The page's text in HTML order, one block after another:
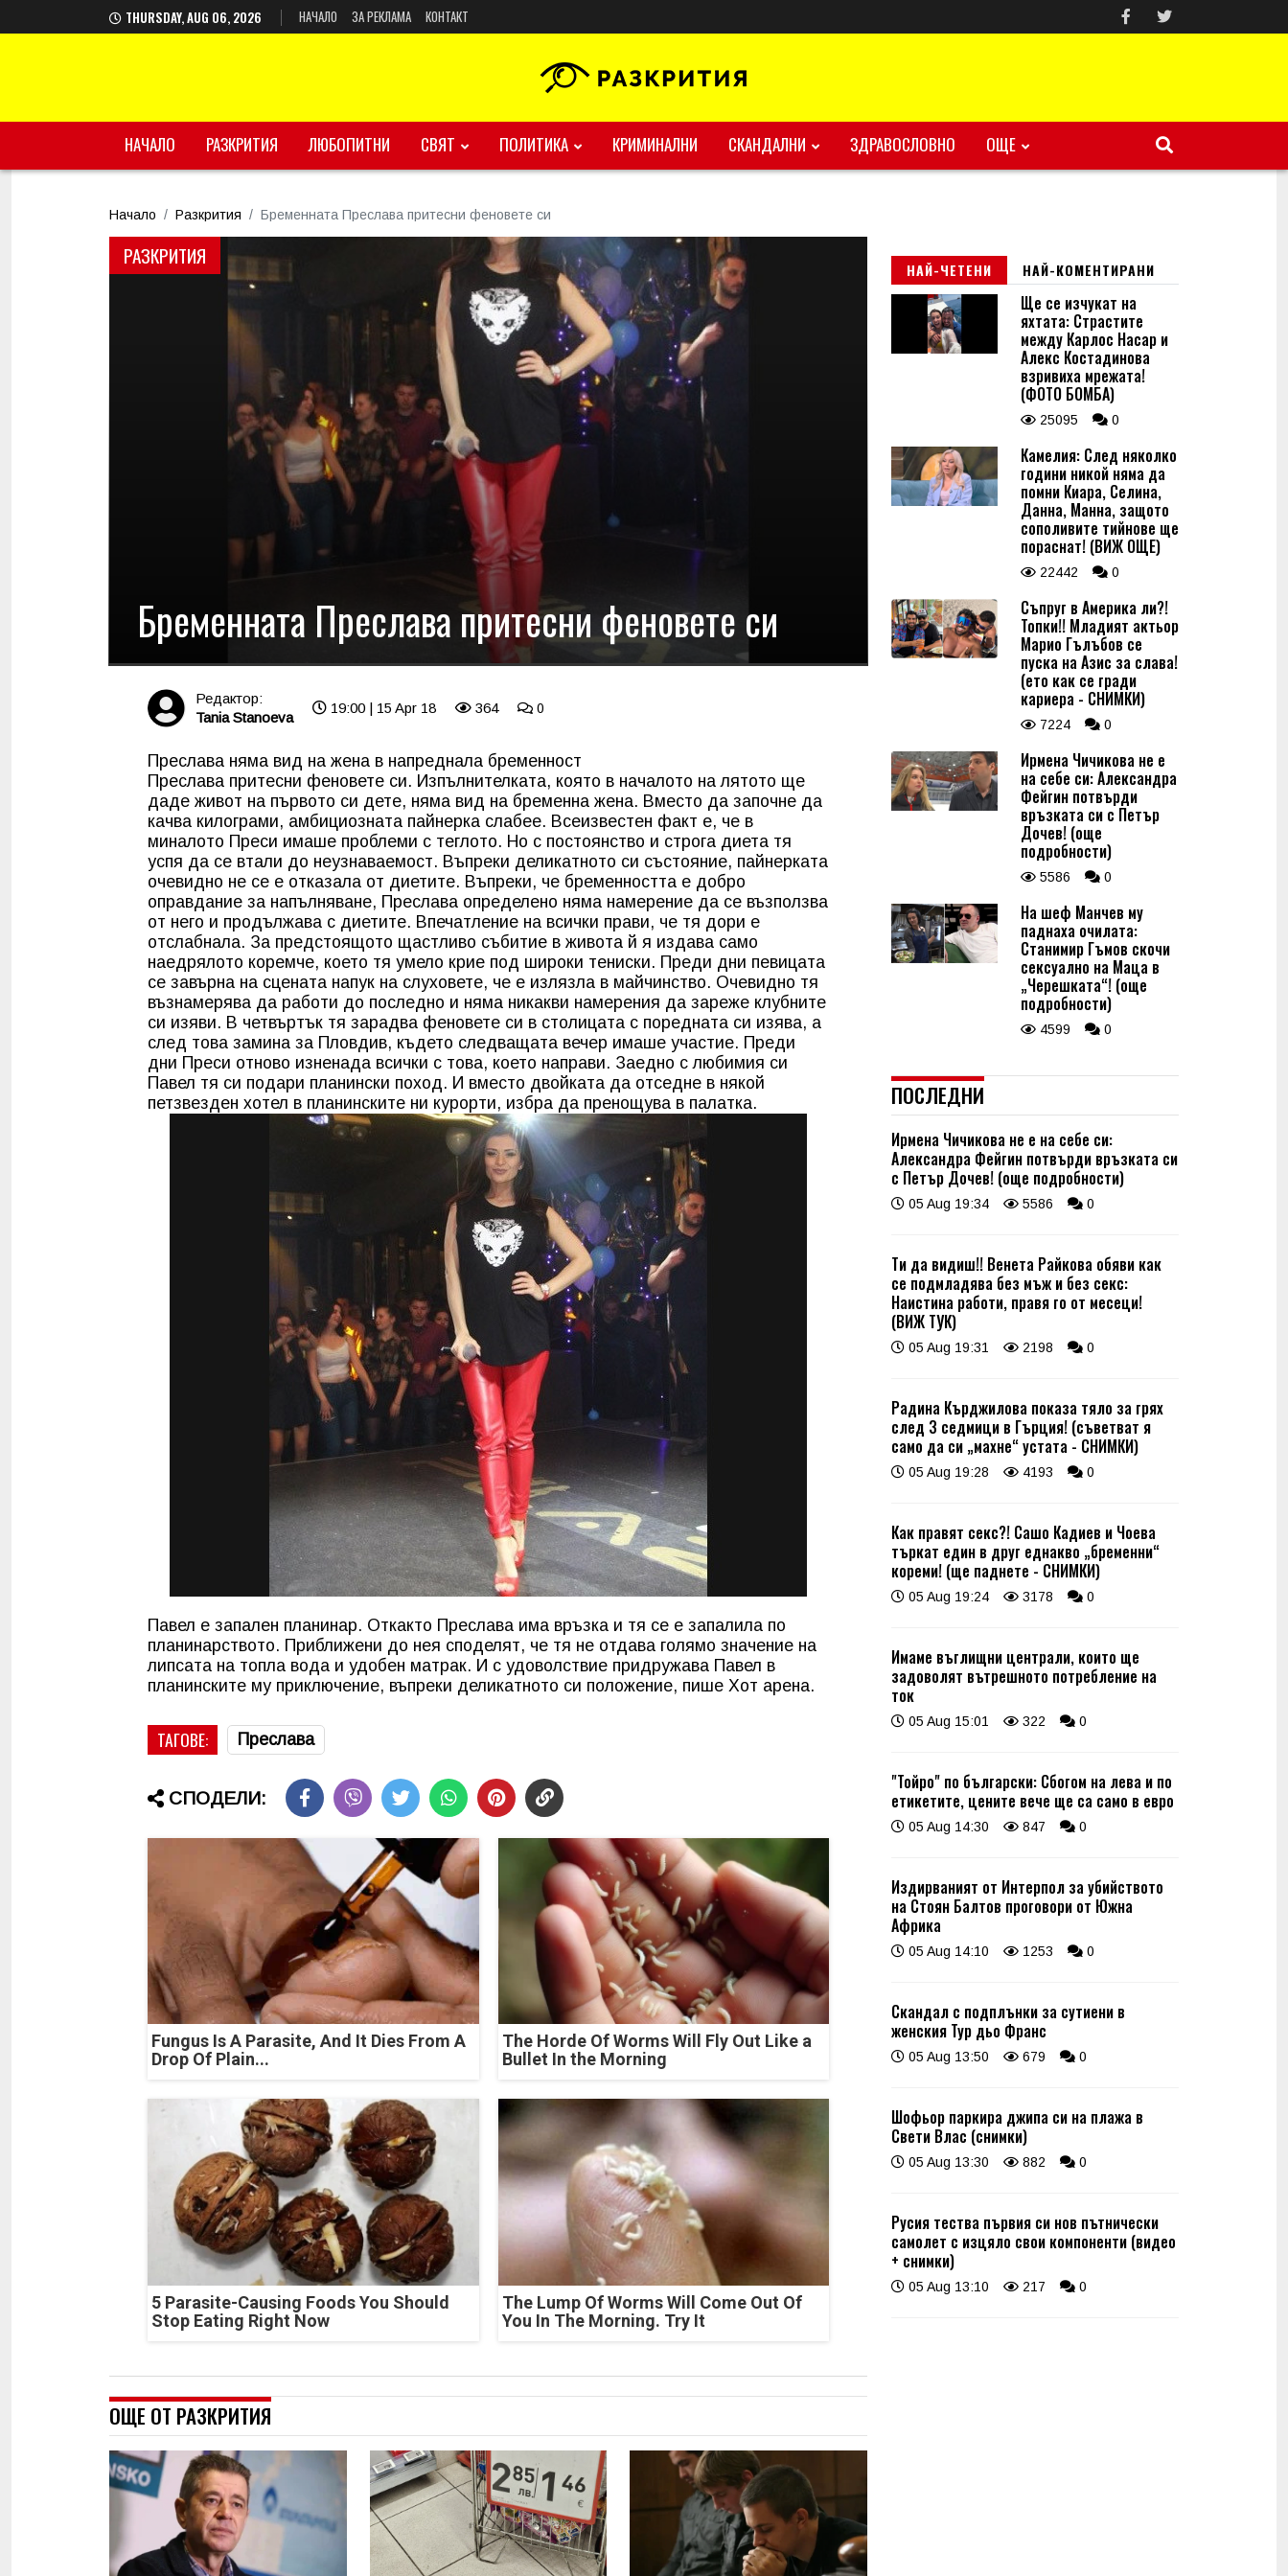
THURSDAY, AUG 06, 2026 НАЧАЛО ЗА РЕКЛАМА КОНТАКТ
НАЧАЛО РАЗКРИТИЯ ЛЮБОПИТНИ СВЯТ ПОЛИТИКА КРИМИНАЛНИ СКАНДАЛНИ ЗДРАВОСЛОВНО ОЩЕ
Начало Разкрития Бременната Преслава притесни феновете си
РАЗКРИТИЯ
Бременната Преслава притесни феновете си
Редактор:
Tania Stanoeva
19:00 | 15 Apr 18 364 0
Преслава няма вид на жена в напреднала бременност
Преслава притесни феновете си. Изпълнителката, която в началото на лятото ще
даде живот на първото си дете, няма вид на бременна жена. Вместо да започне да
качва килограми, амбициозната пайнерка слабее. Всеизвестен факт е, че в
миналото Преси имаше проблеми с теглото. Но с постоянство и строга диета тя
успя да се втали до неузнаваемост. Въпреки деликатното си състояние, пайнерката
очевидно не се е отказала от диетите. Въпреки, че бременността е добро
оправдание за напълняване, Преслава определено няма намерение да се възползва
от него и продължава с диетите. Впечатление на всички прави, че тя дори е
отслабнала. За предстоящото щастливо събитие в живота й я издава само
наедрялото коремче, което тя умело крие под широки тениски. Преди дни певицата
се завърна на сцената напук на слуховете, че е излязла в майчинство. Очевидно тя
възнамерява да работи до последно и няма никакви намерения да зареже клубните
си изяви. В четвъртък тя зарадва феновете си в столицата с поредната си изява, а
след това замина за Пловдив, където следващата вечер имаше участие. Преди
дни Преси отново изненада всички с това, което направи. Заедно с любимия си
Павел тя си подари планински поход. И вместо двойката да отседне в някой
петзвезден хотел в планинските ни курорти, избра да пренощува в палатка.
Павел е запален планинар. Откакто Преслава има връзка и тя се е запалила по
планинарството. Приближени до нея споделят, че тя не отдава голямо значение на
липсата на топла вода и удобен матрак. И с удоволствие придружава Павел в
планинските му приключение, въпреки деликатното си положение, пише Хот арена.
ТАГОВЕ: Преслава
СПОДЕЛИ:
Fungus Is A Parasite, And It Dies From A
Drop Of Plain...
The Horde Of Worms Will Fly Out Like a
Bullet In the Morning
5 Parasite-Causing Foods You Should
Stop Eating Right Now
The Lump Of Worms Will Come Out Of
You In The Morning. Try It
ОЩЕ ОТ РАЗКРИТИЯ
НАЙ-ЧЕТЕНИ НАЙ-КОМЕНТИРАНИ
Ще се изчукат на
яхтата: Страстите
между Карлос Насар и
Алекс Костадинова
взривиха мрежата!
(ФОТО БОМБА)
25095 0
Камелия: След няколко
години никой няма да
помни Киара, Селина,
Данна, Манна, защото
сополивите тийнове ще
пораснат! (ВИЖ ОЩЕ)
22442 0
Съпруг в Америка ли?!
Топки!! Младият актьор
Марио Гълъбов се
пуска на Азис за слава!
(ето как се гради
кариера - СНИМКИ)
7224 0
Ирмена Чичикова не е
на себе си: Александра
Фейгин потвърди
връзката си с Петър
Дочев! (още
подробности)
5586 0
На шеф Манчев му
паднаха очилата:
Станимир Гъмов скочи
сексуално на Маца в
„Черешката“! (още
подробности)
4599 0
ПОСЛЕДНИ
Ирмена Чичикова не е на себе си:
Александра Фейгин потвърди връзката си
с Петър Дочев! (още подробности)
05 Aug 19:34 5586 0
Ти да видиш!! Венета Райкова обяви как
се подмладява без мъж и без секс:
Наистина работи, правя го от месеци!
(ВИЖ ТУК)
05 Aug 19:31 2198 0
Радина Кърджилова показа тяло за грях
след 3 седмици в Гърция! (съветват я
само да си „махне“ устата - СНИМКИ)
05 Aug 19:28 4193 0
Как правят секс?! Сашо Кадиев и Чоева
търкат един в друг еднакво „бременни“
кореми! (ще паднете - СНИМКИ)
05 Aug 19:24 3178 0
Имаме въглищни централи, които ще
задоволят вътрешното потребление на
ток
05 Aug 15:01 322 0
"Тойро" по български: Сбогом на лева и по
етикетите, цените вече ще са само в евро
05 Aug 14:30 847 0
Издирваният от Интерпол за убийството
на Стоян Балтов проговори от Южна
Африка
05 Aug 14:10 1253 0
Скандал с подплънки за сутиени в
женския Тур дьо Франс
05 Aug 13:50 679 0
Шофьор паркира джипа си на плажа в
Свети Влас (снимки)
05 Aug 13:30 882 0
Русия тества първия си нов пътнически
самолет с изцяло свои компоненти (видео
+ снимки)
05 Aug 13:10 217 0